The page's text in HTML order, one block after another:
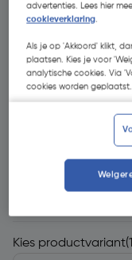
€ 399,00|
Kies productvariant
advertenties. Lees hier
cookieverklaring.
Als je op 'Akkoord' klikt,
plaatsen. Kies je voor
analytische cookies. Via
cookies worden